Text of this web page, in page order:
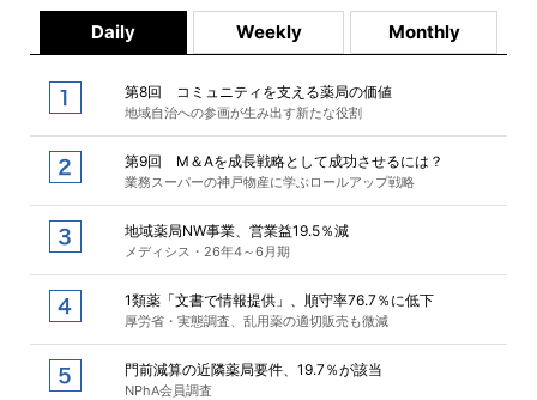
Daily Weekly Monthly
第8回 コミュニティを支える薬局の価値
地域自治への参画が生み出す新たな役割
第9回 M＆Aを成長戦略として成功させるには？
業務スーパーの神戸物産に学ぶロールアップ戦略
地域薬局NW事業、営業益19.5％減
メディシス・26年4～6月期
1類薬「文書で情報提供」、順守率76.7％に低下
厚労省・実態調査、乱用薬の適切販売も微減
門前減算の近隣薬局要件、19.7％が該当
NPhA会員調査